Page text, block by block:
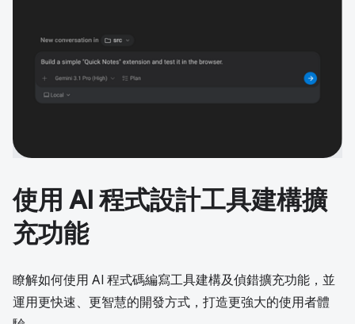
使用 AI 程式設計工具建構擴
充功能
瞭解如何使用 AI 程式碼編寫工具建構及偵錯擴充功能，並
運用更快速、更智慧的開發方式，打造更強大的使用者體